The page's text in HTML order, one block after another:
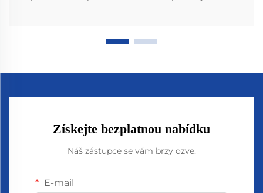
Získejte bezplatnou nabídku
Náš zástupce se vám brzy ozve.
E-mail